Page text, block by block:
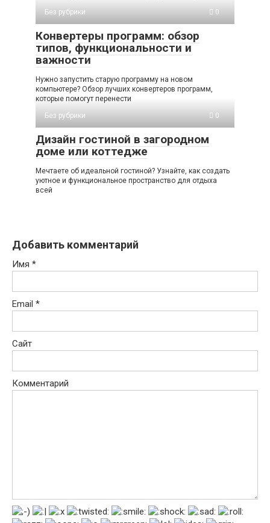
Без рубрики
0
Конвертеры программ: обзор
типов, функциональности и
важности
Нужно запустить старую программу на новом
компьютере? Обзор лучших конвертеров программ,
которые помогут перенести
Без рубрики
0
Дизайн гостиной в загородном
доме или коттедже
Мечтаете об идеальной гостиной? Узнайте, как создать
уютное и функциональное пространство для отдыха
всей
Добавить комментарий
Имя *
Email *
Сайт
Комментарий